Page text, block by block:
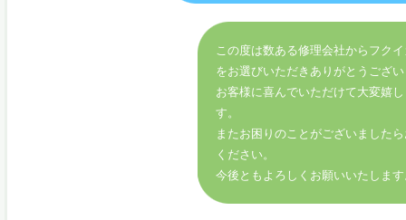
この度は数ある修理会社からフク
をお選びいただきありがとうござ
お客様に喜んでいただけて大変嬉
す。
またお困りのことがございました
ください。
今後ともよろしくお願いいたしま